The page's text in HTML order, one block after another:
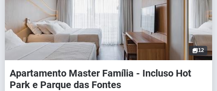
12
Apartamento Master Família - Incluso Hot
Park e Parque das Fontes